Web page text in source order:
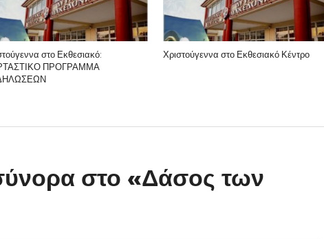
στο Εκθεσιακό:
ΠΡΟΓΡΑΜΜΑ
Χριστούγεννα στο Εκθεσιακό Κέντρο
στο «Δάσος των